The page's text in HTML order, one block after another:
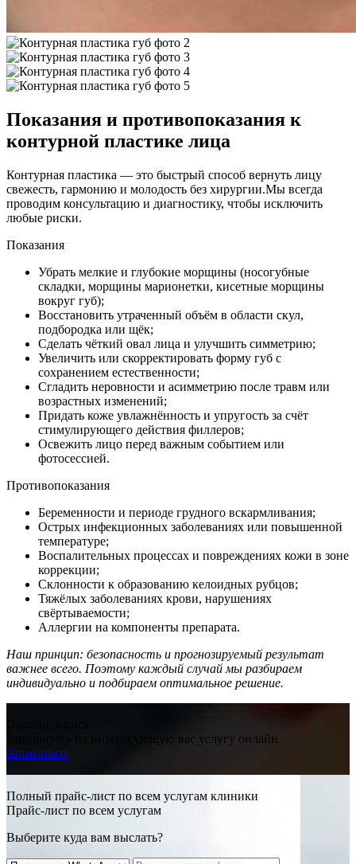
Показания и противопоказания к
контурной пластике лица
Контурная пластика — это быстрый способ вернуть лицу
свежесть, гармонию и молодость без хирургии.Мы всегда
проводим консультацию и диагностику, чтобы исключить
любые риски.
Показания
Убрать мелкие и глубокие морщины (носогубные
складки, морщины марионетки, кисетные морщины
вокруг губ);
Восстановить утраченный объём в области скул,
подбородка или щёк;
Сделать чёткий овал лица и улучшить симметрию;
Увеличить или скорректировать форму губ с
сохранением естественности;
Сгладить неровности и асимметрию после травм или
возрастных изменений;
Придать коже увлажнённость и упругость за счёт
стимулирующего действия филлеров;
Освежить лицо перед важным событием или
фотосессией.
Противопоказания
Беременности и периоде грудного вскармливания;
Острых инфекционных заболеваниях или повышенной
температуре;
Воспалительных процессах и повреждениях кожи в зоне
коррекции;
Склонности к образованию келоидных рубцов;
Тяжёлых заболеваниях крови, нарушениях
свёртываемости;
Аллергии на компоненты препарата.
Наш принцип: безопасность и прогнозируемый результат
важнее всего. Поэтому каждый случай мы разбираем
индивидуально и подбираем оптимальное решение.
Запишитесь на интересующую вас услугу онлайн
Записаться
Полный прайс-лист по всем услугам клиники
Прайс-лист по всем услугам
Выберите куда вам выслать?